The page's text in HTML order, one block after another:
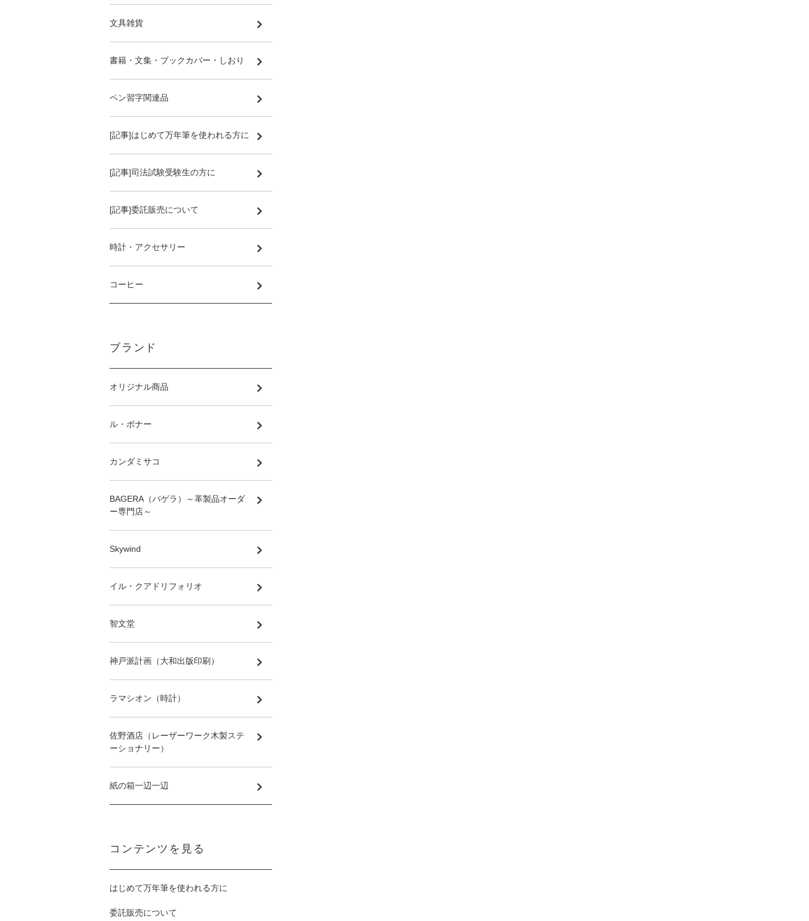
文具雑貨
書籍・文集・ブックカバー・しおり
ペン習字関連品
[記事]はじめて万年筆を使われる方に
[記事]司法試験受験生の方に
[記事]委託販売について
時計・アクセサリー
コーヒー
ブランド
オリジナル商品
ル・ボナー
カンダミサコ
BAGERA（バゲラ）～革製品オーダ
ー専門店～
Skywind
イル・クアドリフォリオ
智文堂
神戸派計画（大和出版印刷）
ラマシオン（時計）
佐野酒店（レーザーワーク木製ステ
ーショナリー）
紙の箱一辺一辺
コンテンツを見る
はじめて万年筆を使われる方に
委託販売について